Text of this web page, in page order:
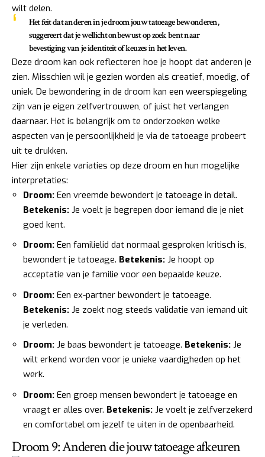
wilt delen.
Het feit dat anderen in je droom jouw tatoeage bewonderen,
suggereert dat je wellicht onbewust op zoek bent naar
bevestiging van je identiteit of keuzes in het leven.
Deze droom kan ook reflecteren hoe je hoopt dat anderen je
zien. Misschien wil je gezien worden als creatief, moedig, of
uniek. De bewondering in de droom kan een weerspiegeling
zijn van je eigen zelfvertrouwen, of juist het verlangen
daarnaar. Het is belangrijk om te onderzoeken welke
aspecten van je persoonlijkheid je via de tatoeage probeert
uit te drukken.
Hier zijn enkele variaties op deze droom en hun mogelijke
interpretaties:
Droom: Een vreemde bewondert je tatoeage in detail.
Betekenis: Je voelt je begrepen door iemand die je niet
goed kent.
Droom: Een familielid dat normaal gesproken kritisch is,
bewondert je tatoeage. Betekenis: Je hoopt op
acceptatie van je familie voor een bepaalde keuze.
Droom: Een ex-partner bewondert je tatoeage.
Betekenis: Je zoekt nog steeds validatie van iemand uit
je verleden.
Droom: Je baas bewondert je tatoeage. Betekenis: Je
wilt erkend worden voor je unieke vaardigheden op het
werk.
Droom: Een groep mensen bewondert je tatoeage en
vraagt er alles over. Betekenis: Je voelt je zelfverzekerd
en comfortabel om jezelf te uiten in de openbaarheid.
Droom 9: Anderen die jouw tatoeage afkeuren